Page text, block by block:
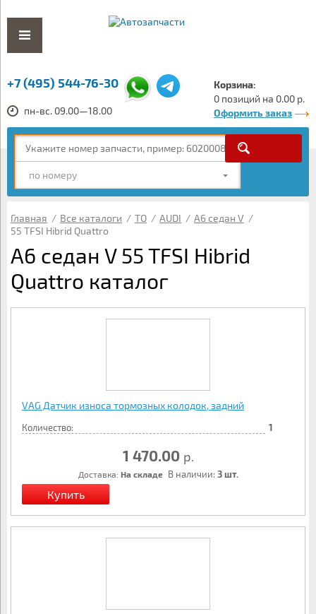
+7 (495) 544-76-30
пн-вс. 09.00—18.00
Корзина:
0 позиций на 0.00 р.
Оформить заказ
по номеру
Главная / Все каталоги / ТО / AUDI / A6 седан V /
55 TFSI Hibrid Quattro
A6 седан V 55 TFSI Hibrid
Quattro каталог
VAG Датчик износа тормозных колодок, задний
Количество: 1
1 470.00 р.
Доставка: На складе В наличии: 3 шт.